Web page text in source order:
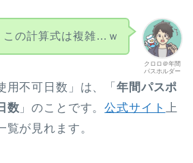
クロロ＠年間
パスホルダー
この計算式は複雑…ｗ
不可日数」は、「年間パスポ
数 」のことです。公式サイト
上
が見れます。